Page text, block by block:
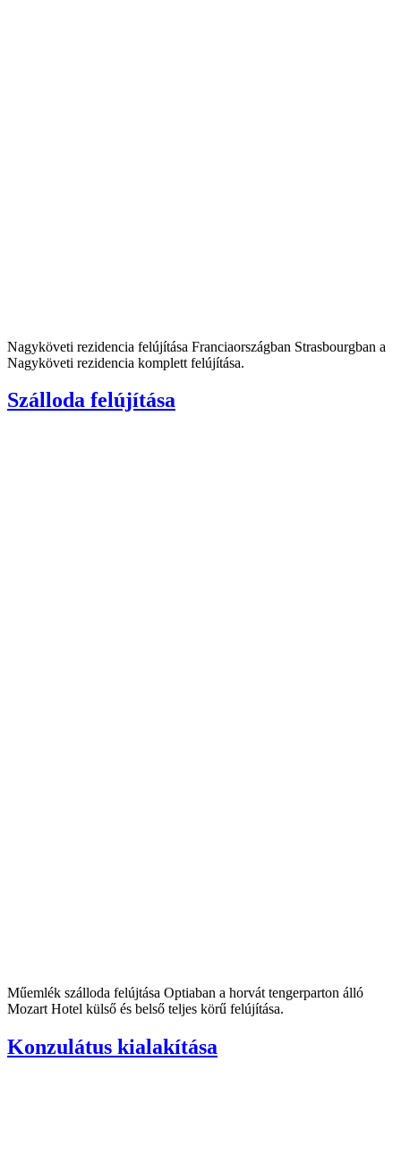
Nagyköveti rezidencia felújítása Franciaországban Strasbourgban a
Nagyköveti rezidencia komplett felújítása.
Szálloda felújítása
Műemlék szálloda felújtása Optiaban a horvát tengerparton álló
Mozart Hotel külső és belső teljes körű felújítása.
Konzulátus kialakítása